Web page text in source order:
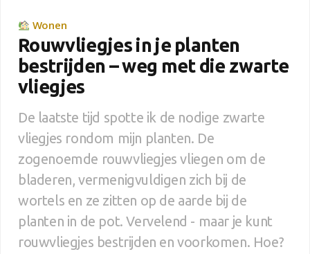
Wonen
Rouwvliegjes in je planten
bestrijden – weg met die zwarte
vliegjes
De laatste tijd spotte ik de nodige zwarte
vliegjes rondom mijn planten. De
zogenoemde rouwvliegjes vliegen om de
bladeren, vermenigvuldigen zich bij de
wortels en ze zitten op de aarde bij de
planten in de pot. Vervelend - maar je kunt
rouwvliegjes bestrijden en voorkomen. Hoe?